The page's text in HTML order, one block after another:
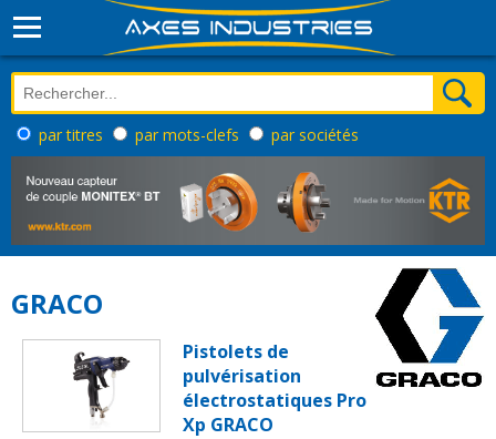
par titres par mots-clefs par sociétés
GRACO
Pistolets de
pulvérisation
électrostatiques Pro
Xp GRACO